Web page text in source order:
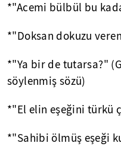
*"Acemi bülbül bu
*"Doksan dokuzu
*"Ya bir de tutarsa?"
söylenmiş sözü)
*"El elin eşeğini türkü
*"Sahibi ölmüş eşeği